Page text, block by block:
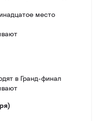
место
в Гранд-финал